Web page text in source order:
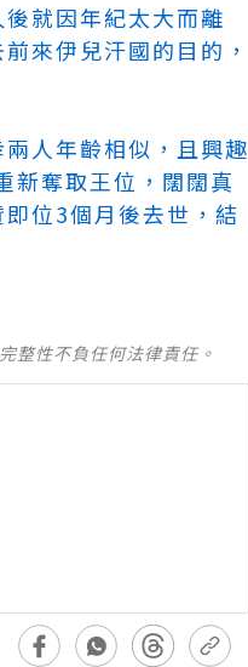
就因年紀太大而離
來伊兒汗國的目的，
人年齡相似，且興趣
新奪取王位，闊闊真
位3個月後去世，結
整性不負任何法律責任。